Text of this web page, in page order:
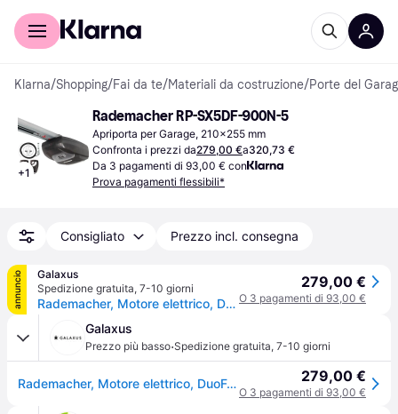
Per il tuo shopping
Klarna/Shopping/Fai da te/Materiali da costruzione/Porte del
+1
Rademacher RP-SX5DF-900N-5
Apriporta per Garage, 210x255 mm
Confronta i prezzi da279,00 €a320,73 €
Da 3 pagamenti di 93,00 € con
Prova pagamenti flessibili*
Consigliato Prezzo incl. consegna
annuncio
Galaxus
Spedizione gratuita, 7-10 giorni
Rademacher, Motore elettrico, DuoFern
279,00 €
O 3 pagamenti di 93,00 €
Galaxus
Prezzo più basso·Spedizione gratuita, 7-10 giorni
Rademacher, Motore elettrico, DuoFern 279,00 €
O 3 pagamenti di 93,00 €